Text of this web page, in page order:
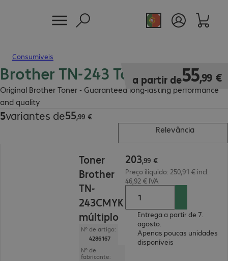
Consumíveis
Brother TN-243 Toner
Original Brother Toner - Guaranteed long-lasting performance
and quality
a partir de55,99 €
55,99 €
5variantes de55,99 €
55,99 €
Relevância
Toner
Brother
TN-
243CMYK
múltiplo
Nº de artigo:
4286167
Nº de
fabricante:
203,99 €
Preço ilíquido: 250,91 € incl.
46,92 € IVA
Entrega a partir de 7.
agosto.
Apenas poucas unidades
disponíveis